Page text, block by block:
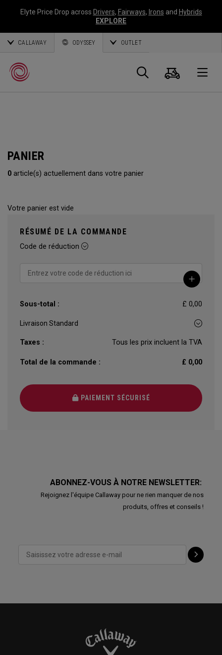
Elyte Price Drop across Drivers, Fairways, Irons and Hybrids
EXPLORE
CALLAWAY ODYSSEY OUTLET
Panier
PANIER
0 article(s) actuellement dans votre panier
Votre panier est vide
RÉSUMÉ DE LA COMMANDE
Code de réduction
Sous-total : £ 0,00
Taxes : Tous les prix incluent la TVA
Total de la commande : £ 0,00
PAIEMENT SÉCURISÉ
ABONNEZ-VOUS À NOTRE NEWSLETTER:
Rejoignez l'équipe Callaway pour ne rien manquer de nos
produits, offres et conseils !